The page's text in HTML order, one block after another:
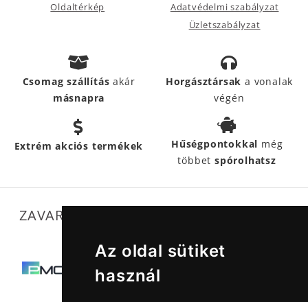
Az oldal sütiket
használ
Oldaltérkép
Adatvédelmi szabályzat
Üzletszabályzat
Csomag szállításakár
másnapra
Horgásztársak a vonalak
végén
Extrém akciós termékek Hűségpontokkal még
többetspórolhatsz
ZAVARTALAN MŰKÖDÉSÜNKET SEGÍTIK